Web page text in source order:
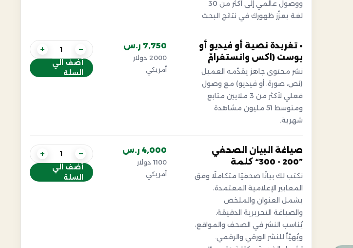
ووصول عالمي إلى أكثر من 30
لغة يعزّز ظهورك في نتائج البحث
• تغريدة نصية أو فيديو أو
بوست (اكس وانستغرامّ
نشر محتوى جاهز يقدّمه العميل
(نص، صورة، أو فيديو) مع وصول
فعلي لأكثر من 3 ملايين متابع
ومتوسط 51 مليون مشاهدة
شهرية.
7,750 ر.س
2000 دولار
أمريكي
−
+
أضف الي
السلة
صياغة البيان الصحفي
”200 - 300“ كلمة
نكتب لك بيانًا صحفيًا متكاملًا وفق
المعايير الإعلامية المعتمدة،
يشمل العنوان والملخص
والصياغة التحريرية الدقيقة.
يُناسب النشر في الصحف والمواقع،
ويُهيّأ للنشر الورقي والرقمي.
4,000 ر.س
1100 دولار
أمريكي
−
+
أضف الي
السلة